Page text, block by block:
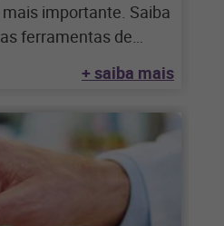
importante. Saiba
ferramentas de
+ saiba mais